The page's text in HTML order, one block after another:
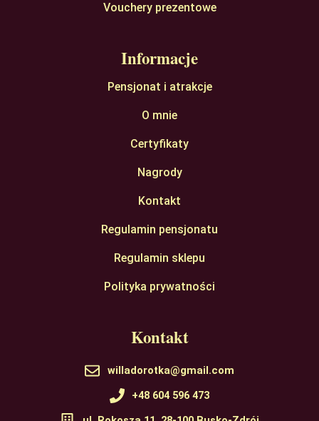
Vouchery prezentowe
Informacje
Pensjonat i atrakcje
O mnie
Certyfikaty
Nagrody
Kontakt
Regulamin pensjonatu
Regulamin sklepu
Polityka prywatności
Kontakt
willadorotka@gmail.com
+48 604 596 473